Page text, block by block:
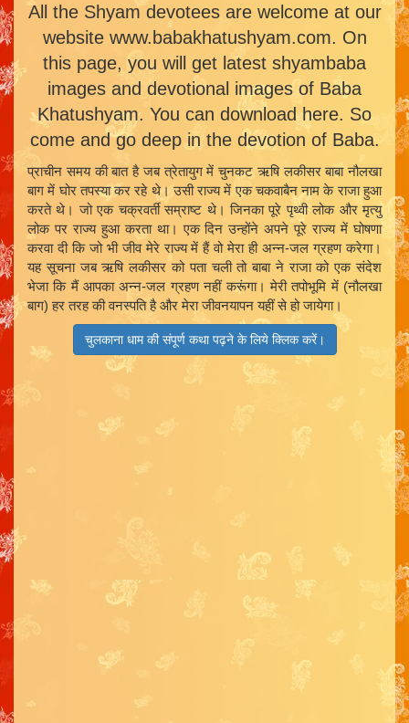
All the Shyam devotees are welcome at our
website www.babakhatushyam.com. On
this page, you will get latest shyambaba
images and devotional images of Baba
Khatushyam. You can download here. So
come and go deep in the devotion of Baba.
प्राचीन समय की बात है जब त्रेतायुग में चुनकट ऋषि लकीसर बाबा नौलखा
बाग में घोर तपस्या कर रहे थे। उसी राज्य में एक चकवाबैन नाम के राजा हुआ
करते थे। जो एक चक्रवर्ती सम्राष्ट थे। जिनका पूरे पृथ्वी लोक और मृत्यु
लोक पर राज्य हुआ करता था। एक दिन उन्होंने अपने पूरे राज्य में घोषणा
करवा दी कि जो भी जीव मेरे राज्य में हैं वो मेरा ही अन्न-जल ग्रहण करेगा।
यह सूचना जब ऋषि लकीसर को पता चली तो बाबा ने राजा को एक संदेश
भेजा कि मैं आपका अन्न-जल ग्रहण नहीं करूंगा। मेरी तपोभूमि में (नौलखा
बाग) हर तरह की वनस्पति है और मेरा जीवनयापन यहीं से हो जायेगा।
चुलकाना धाम की संपूर्ण कथा पढ़ने के लिये क्लिक करें।